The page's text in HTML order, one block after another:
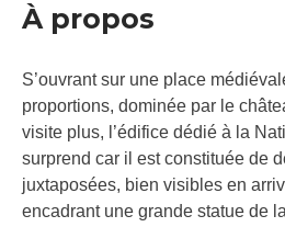
À propos
S’ouvrant sur une place
proportions, dominée par le
visite plus, l’édifice dédié à la
surprend car il est constituée de
juxtaposées, bien visibles en
encadrant une grande statue de